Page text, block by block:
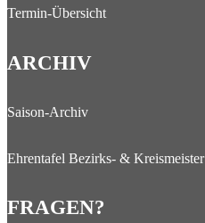
Termin-Übersicht
ARCHIV
Saison-Archiv
Ehrentafel Bezirks- & Kreismeister
FRAGEN?